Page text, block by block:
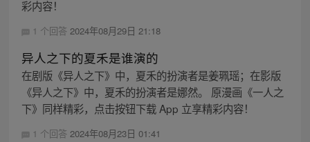
彩内容！
1 个回答 2024年08月29日 21:18
异人之下的夏禾是谁演的
在剧版《异人之下》中，夏禾的扮演者是姜珮瑶；在影版
《异人之下》中，夏禾的扮演者是娜然。 原漫画《一人之
下》同样精彩，点击按钮下载 App 立享精彩内容！
1 个回答 2024年08月23日 01:41